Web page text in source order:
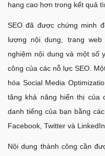
hạng cao hơn trong kết quả
SEO đã được chứng minh
lượng nội dung, trang
nghiệm nội dung và một số
công của các nỗ lực SEO.
hóa Social Media
tăng khả năng hiển thị của
danh tiếng của bạn bằng
Facebook, Twitter và
Nội dung thành công cần